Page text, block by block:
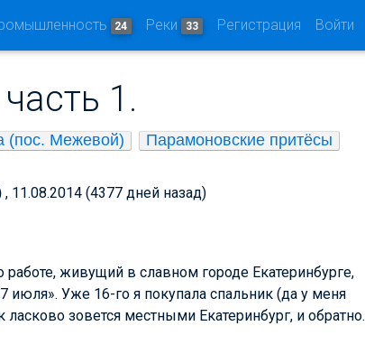
24 Реки 33 Регистрация Войти
1.
(пос. Межевой)
Парамоновские притёсы
, 11.08.2014 (4377 дней назад)
живущий в славном городе Екатеринбурге,
июля». Уже 16-го я покупала спальник (да у меня
зовется местными Екатеринбург, и обратно.